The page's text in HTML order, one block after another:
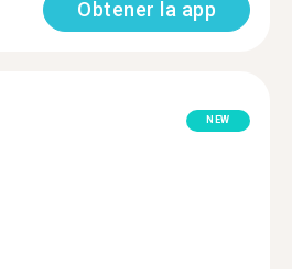
Obtener la app
NEW